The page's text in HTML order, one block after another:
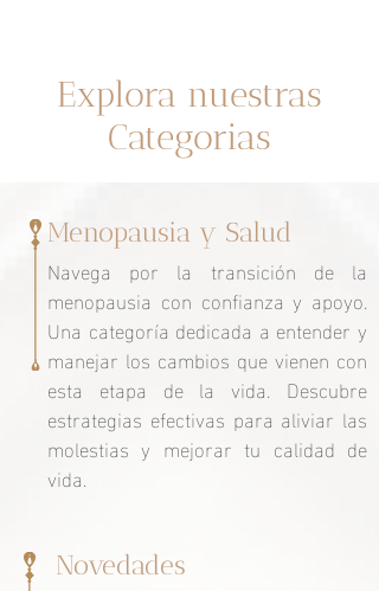
Explora nuestras
Categorias
Menopausia y Salud
Navega por la transición de la
menopausia con confianza y apoyo.
Una categoría dedicada a entender y
manejar los cambios que vienen con
esta etapa de la vida. Descubre
estrategias efectivas para aliviar las
molestias y mejorar tu calidad de
vida.
Novedades